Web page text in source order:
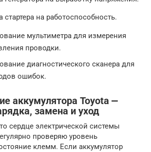
стартера на работоспособность.
мультиметра для измерения
проводки.
диагностического сканера для
ошибок.
аккумулятора Toyota ⎼
замена и уход
сердце электрической системы
проверяю уровень
клемм. Если аккумулятор